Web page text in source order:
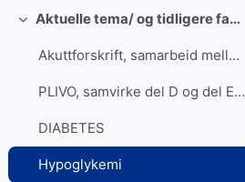
Einklappen Aktuelle tema/ og tidligere fagdager
Akuttforskrift, samarbeid mellom AMK og LV
PLIVO, samvirke del D og del E (utgått)
DIABETES
Hypoglykemi